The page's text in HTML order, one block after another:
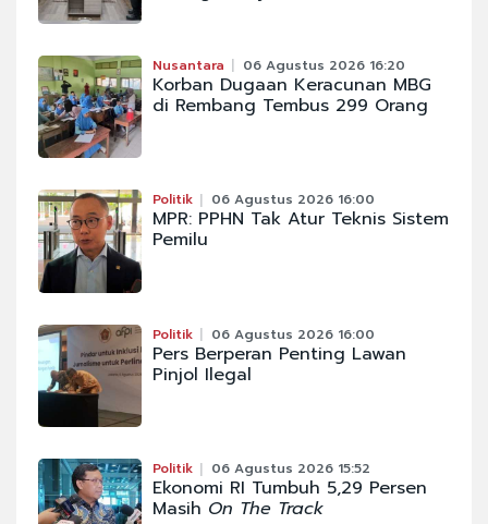
Nusantara 06 Agustus 2026 16:20
Korban Dugaan Keracunan MBG
di Rembang Tembus 299 Orang
Politik 06 Agustus 2026 16:00
MPR: PPHN Tak Atur Teknis Sistem
Pemilu
Politik 06 Agustus 2026 16:00
Pers Berperan Penting Lawan
Pinjol Ilegal
Politik 06 Agustus 2026 15:52
Ekonomi RI Tumbuh 5,29 Persen
Masih On The Track